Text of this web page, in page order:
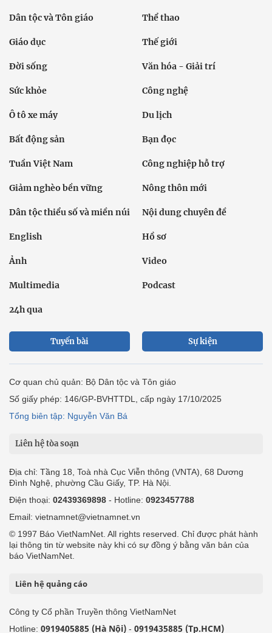
Dân tộc và Tôn giáo Thể thao
Giáo dục Thế giới
Đời sống Văn hóa - Giải trí
Sức khỏe Công nghệ
Ô tô xe máy Du lịch
Bất động sản Bạn đọc
Tuần Việt Nam Công nghiệp hỗ trợ
Giảm nghèo bền vững Nông thôn mới
Dân tộc thiểu số và miền núi Nội dung chuyên đề
English Hồ sơ
Ảnh Video
Multimedia Podcast
24h qua
Tuyến bài Sự kiện
Cơ quan chủ quản: Bộ Dân tộc và Tôn giáo
Số giấy phép: 146/GP-BVHTTDL, cấp ngày 17/10/2025
Tổng biên tập: Nguyễn Văn Bá
Liên hệ tòa soạn
Địa chỉ: Tầng 18, Toà nhà Cục Viễn thông (VNTA), 68 Dương
Đình Nghệ, phường Cầu Giấy, TP. Hà Nội.
Điện thoại: 02439369898 - Hotline: 0923457788
Email: vietnamnet@vietnamnet.vn
© 1997 Báo VietNamNet. All rights reserved. Chỉ được phát hành
lại thông tin từ website này khi có sự đồng ý bằng văn bản của
báo VietNamNet.
Liên hệ quảng cáo
Công ty Cổ phần Truyền thông VietNamNet
Hotline: 0919405885 (Hà Nội) - 0919435885 (Tp.HCM)